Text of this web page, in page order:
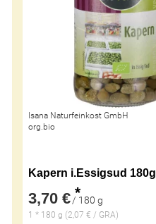
Isana Naturfeinkost GmbH
org.bio
Kapern i.Essigsud 180g
3,70 €*
/ 180 g
1 * 180 g (2,07 € / GRA)